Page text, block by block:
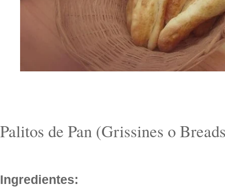
Palitos de Pan (Grissines o
Ingredientes: